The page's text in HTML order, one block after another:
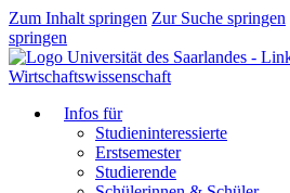
Zum Inhalt springen Zur Suche springen
springen
Wirtschaftswissenschaft
Infos für
Studieninteressierte
Erstsemester
Studierende